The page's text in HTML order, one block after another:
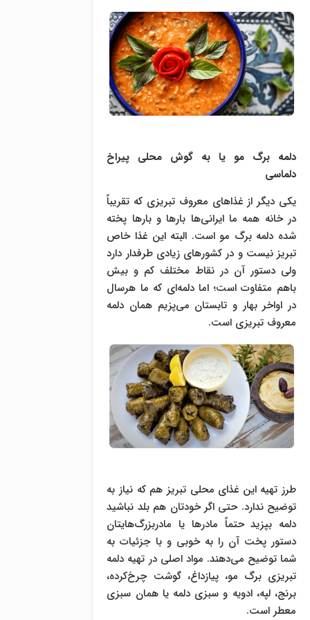
دلمه برگ مو یا به گوش محلی پیراخ
دلماسی
یکی دیگر از غذاهای معروف تبریزی که تقریباً
در خانه همه ما ایرانی‌ها بارها و بارها پخته
شده دلمه برگ مو است. البته این غذا خاص
تبریز نیست و در کشورهای زیادی طرفدار دارد
ولی دستور آن در نقاط مختلف کم‌ و بیش
باهم متفاوت است؛ اما دلمه‌ای که ما هرسال
در اواخر بهار و تابستان می‌پزیم همان دلمه
معروف تبریزی است.
طرز تهیه این غذای محلی تبریز هم که نیاز به
توضیح ندارد. حتی اگر خودتان هم بلد نباشید
دلمه بپزید حتماً مادرها یا مادربزرگ‌هایتان
دستور پخت آن را به خوبی و با جزئیات به
شما توضیح می‌دهند. مواد اصلی در تهیه دلمه
تبریزی برگ مو، پیازداغ،‌ گوشت‌ چرخ‌کرده،
برنج، لپه، ادویه و سبزی دلمه یا همان سبزی
معطر است.